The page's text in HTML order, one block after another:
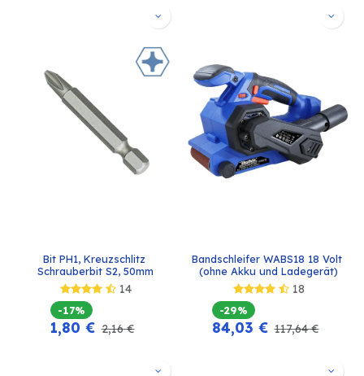
Bit PH1, Kreuzschlitz
Schrauberbit S2, 50mm
14
-17%
1,80 € 2,16€
Bandschleifer WABS18 18 Volt
(ohne Akku und Ladegerät)
18
-29%
84,03 € 117,64€